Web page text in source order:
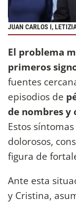
JUAN CARLOS I,
El problema
primeros
fuentes
episodios de
de nombres y
Estos
dolorosos,
figura de
Ante esta
y Cristina,